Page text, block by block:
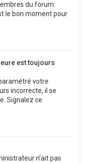
du forum.
le bon moment pour
est toujours
votre
incorrecte, il se
Signalez ce
n’ait pas